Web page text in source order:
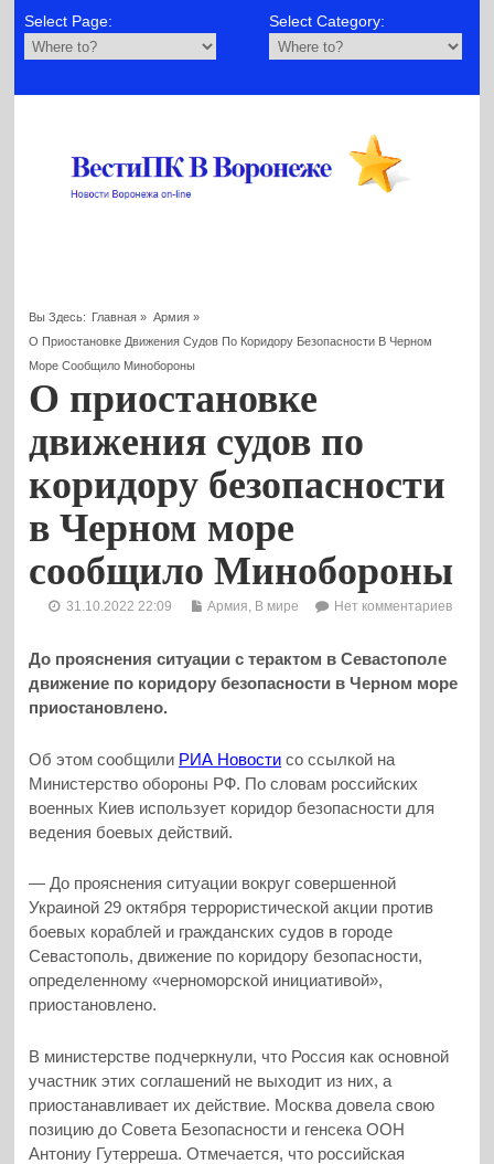
Select Page: Select Category:
Вы Здесь: Главная » Армия»
О Приостановке Движения Судов По Коридору Безопасности В Черном
Море Сообщило Минобороны
О приостановке
движения судов по
коридору безопасности
в Черном море
сообщило Минобороны
31.10.2022 22:09 Армия В мире Нет комментариев
До прояснения ситуации с терактом в Севастополе
движение по коридору безопасности в Черном море
приостановлено.
Об этом сообщили РИА Новости со ссылкой на
Министерство обороны РФ. По словам российских
военных Киев использует коридор безопасности для
ведения боевых действий.
— До прояснения ситуации вокруг совершенной
Украиной 29 октября террористической акции против
боевых кораблей и гражданских судов в городе
Севастополь, движение по коридору безопасности,
определенному «черноморской инициативой»,
приостановлено.
В министерстве подчеркнули, что Россия как основной
участник этих соглашений не выходит из них, а
приостанавливает их действие. Москва довела свою
позицию до Совета Безопасности и генсека ООН
Антониу Гутерреша. Отмечается, что российская